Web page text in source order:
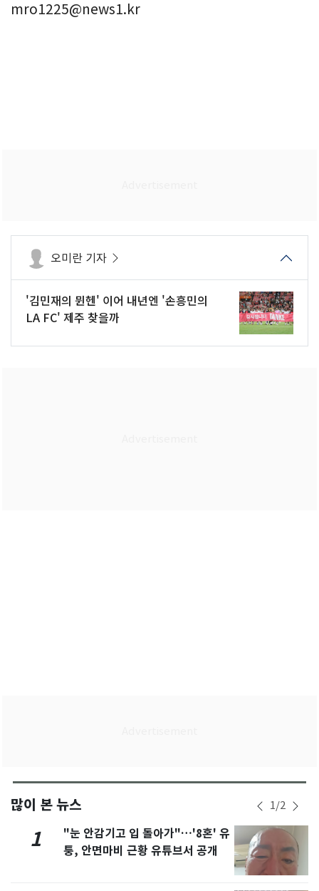
mro1225@news1.kr
오미란 기자
'김민재의 뮌헨' 이어 내년엔 '손흥민의
LA FC' 제주 찾을까
많이 본 뉴스 1/2
1
"눈 안감기고 입 돌아가"…'8혼' 유
퉁, 안면마비 근황 유튜브서 공개